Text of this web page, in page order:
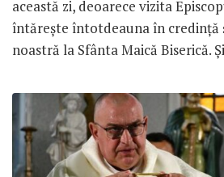
această zi, deoarece vizita
întărește întotdeauna în credință
noastră la Sfânta Maică Biserică.